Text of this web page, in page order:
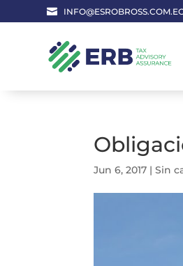
 INFO@ESROBROSS.COM.EC
Jun 6, 2017 |Sin